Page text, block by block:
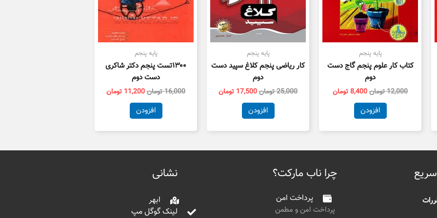
پایه پنجم
کتاب کار علوم پنجم گاج دست
دوم
12,000تومان8,400تومان
افزودن
پایه پنجم
کار ریاضی پنجم کلاغ سپید دست
دوم
25,000تومان17,500 تومان
افزودن
پایه پنجم
۱۳۰۰تست پنجم دکتر شاکری
دست دوم
16,000تومان11,200 تومان
افزودن
چرا ناب مارکت؟
پرداخت امن
پرداخت امن و مطمن
نشانی
ابهر
لینک گوگل مپ